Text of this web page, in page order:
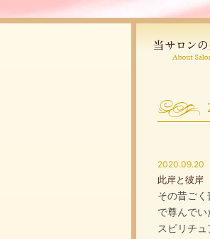
2020.09.20
此岸と彼岸
その昔ご
で尊んで
スピリチ